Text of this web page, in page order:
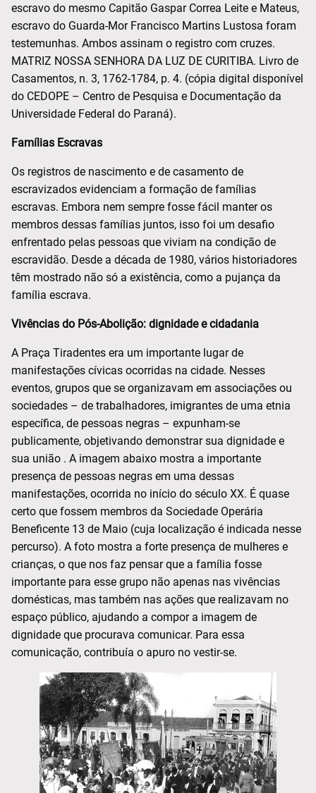
escravo do mesmo Capitão Gaspar Correa Leite e Mateus,
escravo do Guarda-Mor Francisco Martins Lustosa foram
testemunhas. Ambos assinam o registro com cruzes.
MATRIZ NOSSA SENHORA DA LUZ DE CURITIBA. Livro de
Casamentos, n. 3, 1762-1784, p. 4. (cópia digital disponível
do CEDOPE – Centro de Pesquisa e Documentação da
Universidade Federal do Paraná).
Famílias Escravas
Os registros de nascimento e de casamento de
escravizados evidenciam a formação de famílias
escravas. Embora nem sempre fosse fácil manter os
membros dessas famílias juntos, isso foi um desafio
enfrentado pelas pessoas que viviam na condição de
escravidão. Desde a década de 1980, vários historiadores
têm mostrado não só a existência, como a pujança da
família escrava.
Vivências do Pós-Abolição: dignidade e cidadania
A Praça Tiradentes era um importante lugar de
manifestações cívicas ocorridas na cidade. Nesses
eventos, grupos que se organizavam em associações ou
sociedades – de trabalhadores, imigrantes de uma etnia
específica, de pessoas negras – expunham-se
publicamente, objetivando demonstrar sua dignidade e
sua união . A imagem abaixo mostra a importante
presença de pessoas negras em uma dessas
manifestações, ocorrida no início do século XX. É quase
certo que fossem membros da Sociedade Operária
Beneficente 13 de Maio (cuja localização é indicada nesse
percurso). A foto mostra a forte presença de mulheres e
crianças, o que nos faz pensar que a família fosse
importante para esse grupo não apenas nas vivências
domésticas, mas também nas ações que realizavam no
espaço público, ajudando a compor a imagem de
dignidade que procurava comunicar. Para essa
comunicação, contribuía o apuro no vestir-se.